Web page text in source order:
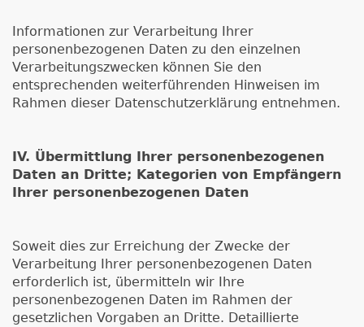
Informationen zur Verarbeitung Ihrer
personenbezogenen Daten zu den einzelnen
Verarbeitungszwecken können Sie den
entsprechenden weiterführenden Hinweisen im
Rahmen dieser Datenschutzerklärung entnehmen.
IV. Übermittlung Ihrer personenbezogenen
Daten an Dritte; Kategorien von Empfängern
Ihrer personenbezogenen Daten
Soweit dies zur Erreichung der Zwecke der
Verarbeitung Ihrer personenbezogenen Daten
erforderlich ist, übermitteln wir Ihre
personenbezogenen Daten im Rahmen der
gesetzlichen Vorgaben an Dritte. Detaillierte